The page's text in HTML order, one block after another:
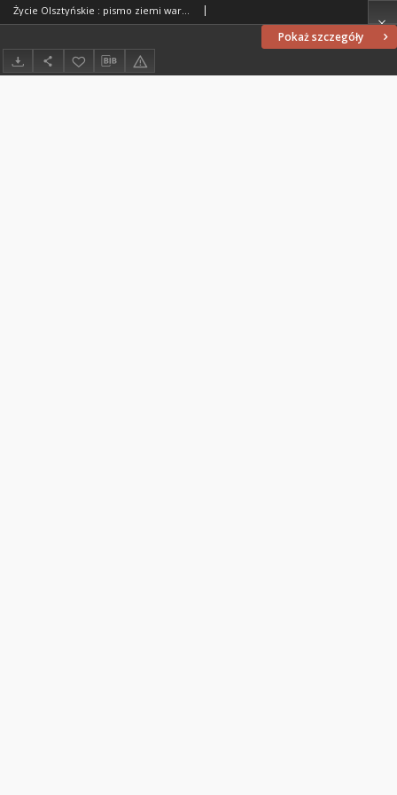
Pokaż szczegóły
Życie Olsztyńskie : pismo ziemi warmińsko-mazurskiej, 1954, nr 155